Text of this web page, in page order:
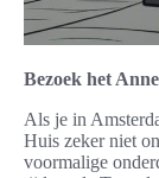
Bezoek het
Als je in
Huis zeker niet
voormalige